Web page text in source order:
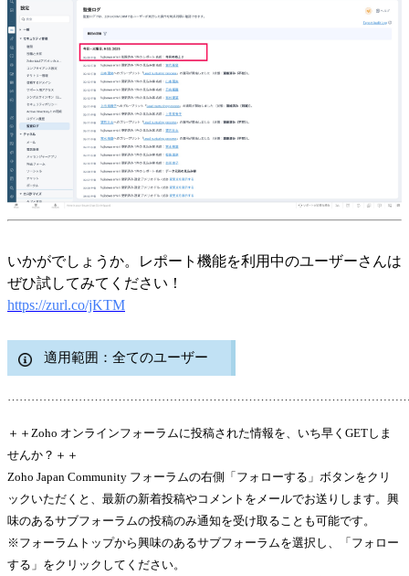
いかがでしょうか。レポート機能を利用中のユーザーさんは
ぜひ試してみてください！
https://zurl.co/jKTM
適用範囲：全てのユーザー
＋＋Zoho オンラインフォーラムに投稿された情報を、いち早くGETしま
せんか？＋＋
Zoho Japan Community フォーラムの右側「フォローする」ボタンをクリ
ックいただくと、最新の新着投稿やコメントをメールでお送りします。興
味のあるサブフォーラムの投稿のみ通知を受け取ることも可能です。
※フォーラムトップから興味のあるサブフォーラムを選択し、「フォロー
する」をクリックしてください。